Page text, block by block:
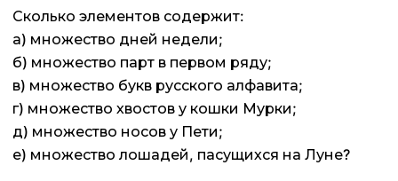
Сколько элементов содержит:
а) множество дней недели;
б) множество парт в первом ряду;
в) множество букв русского алфавита;
г) множество хвостов у кошки Мурки;
д) множество носов у Пети;
е) множество лошадей, пасущихся на Луне?